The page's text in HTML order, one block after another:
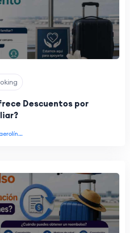
Descuentos por